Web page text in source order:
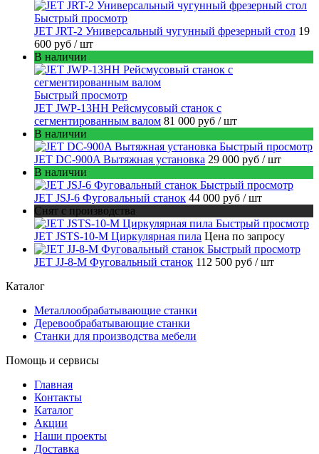
Быстрый просмотр
JET JRT-2 Универсальный чугунный фрезерный стол 19
600 руб / шт
В наличии
Быстрый просмотр
JET JWP-13HH Рейсмусовый станок с
сегментированным валом 81 000 руб / шт
В наличии
Быстрый просмотр
JET DC-900A Вытяжная установка 29 000 руб / шт
В наличии
Быстрый просмотр
JET JSJ-6 Фуговальный станок 44 000 руб / шт
Снят с производства
Быстрый просмотр
JET JSTS-10-M Циркулярная пила Цена по запросу
Быстрый просмотр
JET JJ-8-M Фуговальный станок 112 500 руб / шт
Каталог
Металлообрабатывающие станки
Деревообрабатывающие станки
Станки для производства мебели
Помощь и сервисы
Главная
Контакты
Каталог
Акции
Наши проекты
Доставка